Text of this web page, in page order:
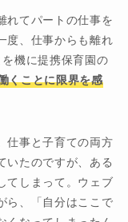
れてパートの仕事を
度、仕事からも離れ
機に提携保育園の
くことに限界を感
仕事と子育ての両方
いたのですが、ある
てしまって。ウェブ
ら、「自分はここで